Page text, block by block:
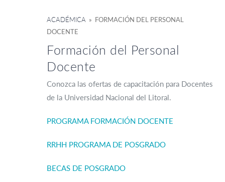
ACADÉMICA » FORMACIÓN DEL PERSONAL
DOCENTE
Formación del Personal
Docente
Conozca las ofertas de capacitación para Docentes
de la Universidad Nacional del Litoral.
PROGRAMA FORMACIÓN DOCENTE
RRHH PROGRAMA DE POSGRADO
BECAS DE POSGRADO